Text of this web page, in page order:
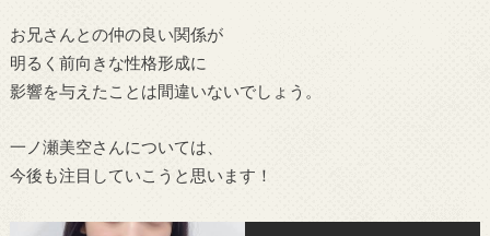
お兄さんとの仲の良い関係が
明るく前向きな性格形成に
影響を与えたことは間違いないでしょう。
一ノ瀬美空さんについては、
今後も注目していこうと思います！